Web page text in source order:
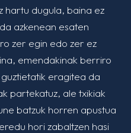
hartu dugula, baina ez
azkenean esaten
zer egin edo zer ez
emendakinak berriro
eragitea da
partekatuz, ale txikiak
batzuk horren apustua
hori zabaltzen hasi